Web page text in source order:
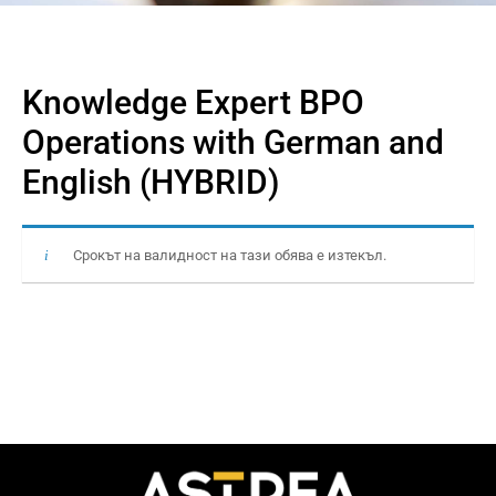
Knowledge Expert BPO
Operations with German and
English (HYBRID)
Срокът на валидност на тази обява е изтекъл.